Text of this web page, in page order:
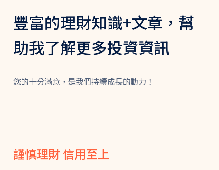
豐富的理財知識+文章，幫
助我了解更多投資資訊
您的十分滿意，是我們持續成長的動力！
謹慎理財 信用至上